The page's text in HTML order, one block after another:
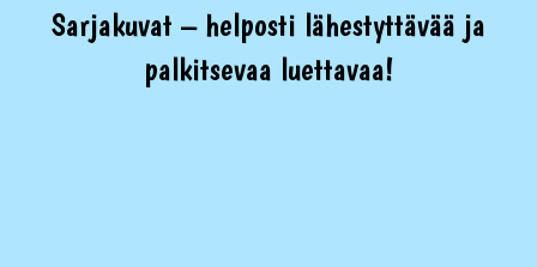
Sarjakuvat – helposti lähestyttävää ja
palkitsevaa luettavaa!